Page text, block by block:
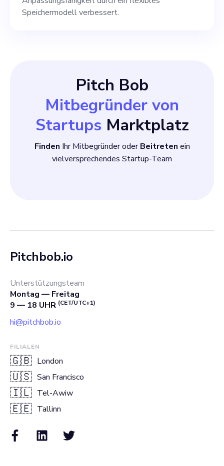
Speichermodell verbessert.
Pitch Bob
Mitbegründer von
Startups Marktplatz
Finden Ihr Mitbegründer oderBeitreten ein
vielversprechendes Startup-Team
Pitchbob.io
Unterstützungsteam
Montag — Freitag
9 — 18 UHR (CET/UTC+1)
hi@pitchbob.io
FILIALEN
🇬🇧 London
🇺🇸 San Francisco
🇮🇱 Tel-Awiw
🇪🇪 Tallinn